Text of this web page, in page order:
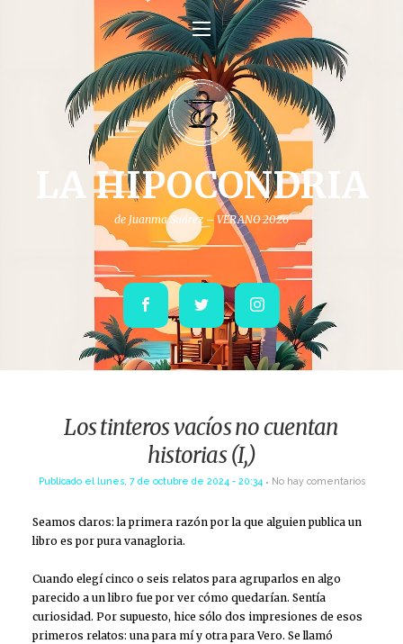
LA HIPOCONDRIA
de Juanma Suárez – VERANO 2026
Facebook Twitter Instagram
Los tinteros vacíos no cuentan
historias (I,)
Publicado el lunes, 7 de octubre de 2024 - 20:34 No hay comentarios
Seamos claros: la primera razón por la que alguien publica un
libro es por pura vanagloria.
Cuando elegí cinco o seis relatos para agruparlos en algo
parecido a un libro fue por ver cómo quedarían. Sentía
curiosidad. Por supuesto, hice sólo dos impresiones de esos
primeros relatos: una para mí y otra para Vero. Se llamó